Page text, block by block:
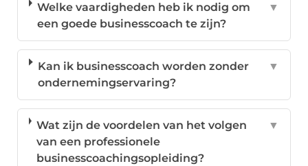
Welke vaardigheden heb ik nodig om
een goede businesscoach te zijn?
▼
Kan ik businesscoach worden zonder
ondernemingservaring?
▼
Wat zijn de voordelen van het volgen
van een professionele
businesscoachingsopleiding?
▼